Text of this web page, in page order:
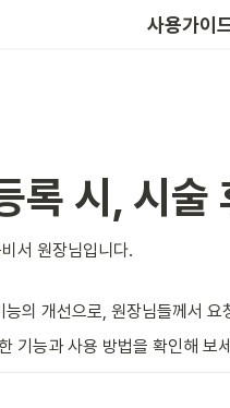
사용가이
공비서 예약 APP
록 시, 시술
서 원장님입니다.
능의 개선으로, 원장님들께서 요
기능과 사용 방법을 확인해 보